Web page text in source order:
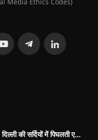
Media Ethics Codes)
की सर्दियों में पिघलती ए...